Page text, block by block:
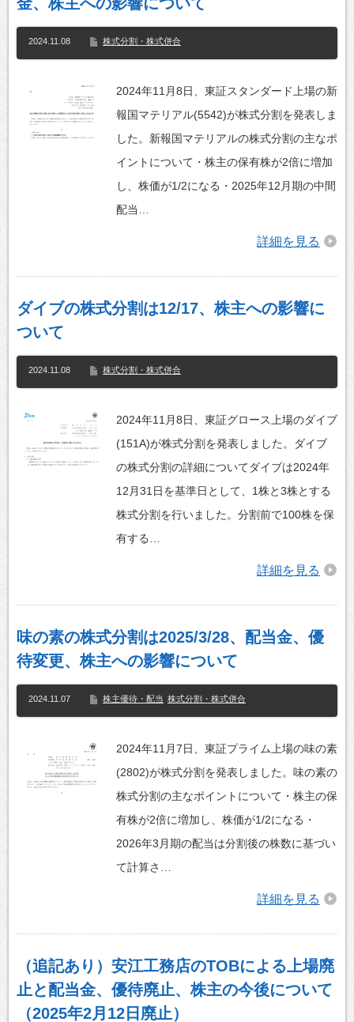
2024.11.08 株式分割・株式併合
2024年11月8日、東証スタンダード上場の新
報国マテリアル(5542)が株式分割を発表しま
した。新報国マテリアルの株式分割の主なポ
イントについて・株主の保有株が2倍に増加
し、株価が1/2になる・2025年12月期の中間
配当…
詳細を見る
ダイブの株式分割は12/17、株主への影響に
ついて
2024.11.08 株式分割・株式併合
2024年11月8日、東証グロース上場のダイブ
(151A)が株式分割を発表しました。ダイブ
の株式分割の詳細についてダイブは2024年
12月31日を基準日として、1株と3株とする
株式分割を行いました。分割前で100株を保
有する…
詳細を見る
味の素の株式分割は2025/3/28、配当金、優
待変更、株主への影響について
2024.11.07 株主優待・配当 株式分割・株式併合
2024年11月7日、東証プライム上場の味の素
(2802)が株式分割を発表しました。味の素の
株式分割の主なポイントについて・株主の保
有株が2倍に増加し、株価が1/2になる・
2026年3月期の配当は分割後の株数に基づい
て計算さ…
詳細を見る
（追記あり）安江工務店のTOBによる上場廃
止と配当金、優待廃止、株主の今後について
（2025年2月12日廃止）